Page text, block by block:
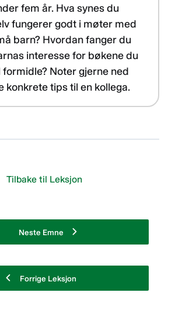
fem år. Hva synes du
fungerer godt i møter med
barn? Hvordan fanger du
interesse for bøkene du
formidle? Noter gjerne ned
konkrete tips til en kollega.
Forrige Leksjon
Tilbake til Leksjon
Neste Emne